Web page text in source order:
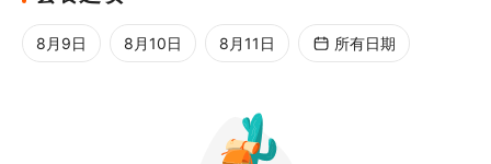
🌿 深度体验杭州“双遗产”：自然与人文
不仅游览西湖山水，更融入龙井茶文化采制、
手作等互动体验，感受杭州“景中有韵，物中
8月9日 8月10日 8月11日 所有日期